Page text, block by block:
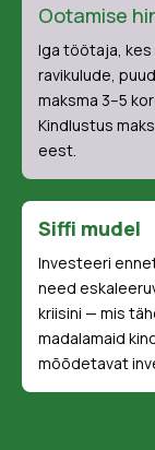
Ootamise
Iga töötaja, kes
ravikulude,
maksma 3–5
Kindlustus
eest.
Siffi mudel
Investeeri
need
kriisini — mis
madalamaid
mõõdetavat